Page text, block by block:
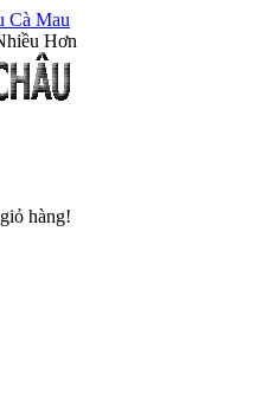
Cà Mau
Hơn
hàng!